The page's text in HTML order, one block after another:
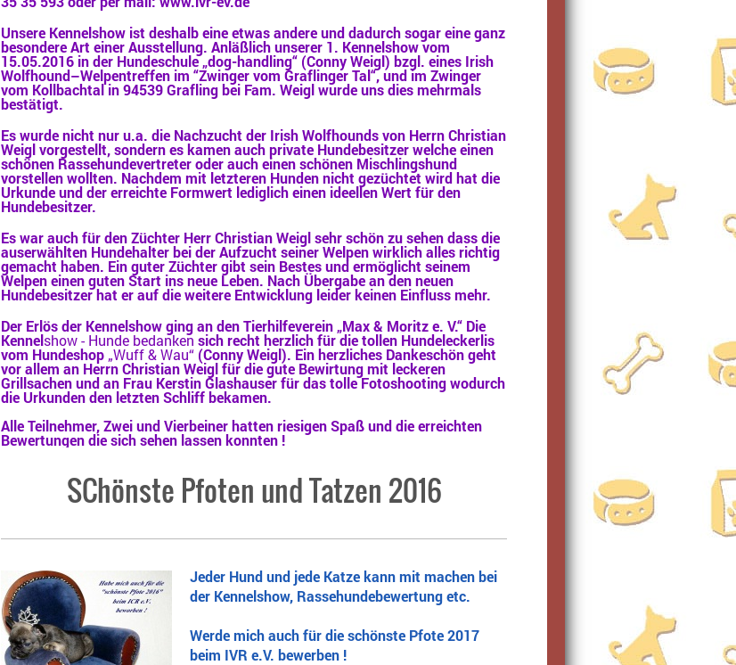
Unsere Kennelshow ist deshalb eine etwas andere und dadurch sogar eine ganz
besondere Art einer Ausstellung. Anläßlich unserer 1. Kennelshow vom
15.05.2016 in der Hundeschule „dog-handling“ (Conny Weigl) bzgl. eines Irish
Wolfhound–Welpentreffen im “Zwinger vom Graflinger Tal“, und im Zwinger
vom Kollbachtal in 94539 Grafling bei Fam. Weigl wurde uns dies mehrmals
bestätigt.
Es wurde nicht nur u.a. die Nachzucht der Irish Wolfhounds von Herrn Christian
Weigl vorgestellt, sondern es kamen auch private Hundebesitzer welche einen
schönen Rassehundevertreter oder auch einen schönen Mischlingshund
vorstellen wollten. Nachdem mit letzteren Hunden nicht gezüchtet wird hat die
Urkunde und der erreichte Formwert lediglich einen ideellen Wert für den
Hundebesitzer.
Es war auch für den Züchter Herr Christian Weigl sehr schön zu sehen dass die
auserwählten Hundehalter bei der Aufzucht seiner Welpen wirklich alles richtig
gemacht haben. Ein guter Züchter gibt sein Bestes und ermöglicht seinem
Welpen einen guten Start ins neue Leben. Nach Übergabe an den neuen
Hundebesitzer hat er auf die weitere Entwicklung leider keinen Einfluss mehr.
Der Erlös der Kennelshow ging an den Tierhilfeverein „Max & Moritz e. V.“ Die
Kennelshow - Hunde bedanken sich recht herzlich für die tollen Hundeleckerlis
vom Hundeshop „Wuff & Wau“ (Conny Weigl). Ein herzliches Dankeschön geht
vor allem an Herrn Christian Weigl für die gute Bewirtung mit leckeren
Grillsachen und an Frau Kerstin Glashauser für das tolle Fotoshooting wodurch
die Urkunden den letzten Schliff bekamen.
Alle Teilnehmer, Zwei und Vierbeiner hatten riesigen Spaß und die erreichten
Bewertungen die sich sehen lassen konnten !
SChönste Pfoten und Tatzen 2016
Jeder Hund und jede Katze kann mit machen bei
der Kennelshow, Rassehundebewertung etc.
Werde mich auch für die schönste Pfote 2017
beim IVR e.V. bewerben !